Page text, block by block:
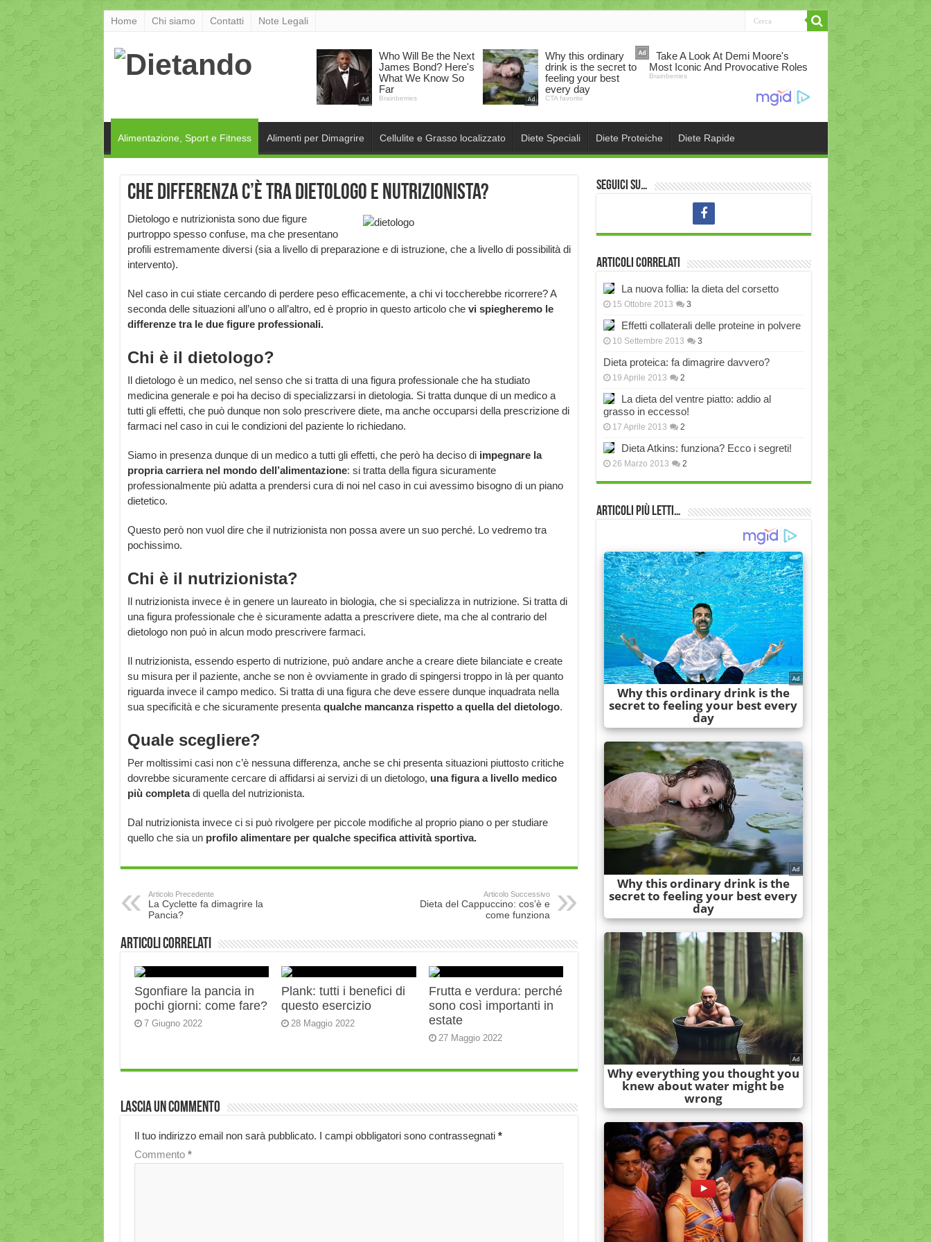
Home Chi siamo Contatti Note Legali
Alimentazione, Sport e Fitness Alimenti per Dimagrire Cellulite e Grasso localizzato Diete Speciali Diete Proteiche Diete Rapide
Che differenza c’è tra Dietologo e Nutrizionista?
Dietologo e nutrizionista sono due figure
purtroppo spesso confuse, ma che presentano
profili estremamente diversi (sia a livello di preparazione e di istruzione, che a livello di possibilità di
intervento).
Nel caso in cui stiate cercando di perdere peso efficacemente, a chi vi toccherebbe ricorrere? A
seconda delle situazioni all’uno o all’altro, ed è proprio in questo articolo chevi spiegheremo le
differenze tra le due figure professionali.
Chi è il dietologo?
Il dietologo è un medico, nel senso che si tratta di una figura professionale che ha studiato
medicina generale e poi ha deciso di specializzarsi in dietologia. Si tratta dunque di un medico a
tutti gli effetti, che può dunque non solo prescrivere diete, ma anche occuparsi della prescrizione di
farmaci nel caso in cui le condizioni del paziente lo richiedano.
Siamo in presenza dunque di un medico a tutti gli effetti, che però ha deciso diimpegnare la
propria carriera nel mondo dell’alimentazione: si tratta della figura sicuramente
professionalmente più adatta a prendersi cura di noi nel caso in cui avessimo bisogno di un piano
dietetico.
Questo però non vuol dire che il nutrizionista non possa avere un suo perché. Lo vedremo tra
pochissimo.
Chi è il nutrizionista?
Il nutrizionista invece è in genere un laureato in biologia, che si specializza in nutrizione. Si tratta di
una figura professionale che è sicuramente adatta a prescrivere diete, ma che al contrario del
dietologo non può in alcun modo prescrivere farmaci.
Il nutrizionista, essendo esperto di nutrizione, può andare anche a creare diete bilanciate e create
su misura per il paziente, anche se non è ovviamente in grado di spingersi troppo in là per quanto
riguarda invece il campo medico. Si tratta di una figura che deve essere dunque inquadrata nella
sua specificità e che sicuramente presenta qualche mancanza rispetto a quella del dietologo.
Quale scegliere?
Per moltissimi casi non c’è nessuna differenza, anche se chi presenta situazioni piuttosto critiche
dovrebbe sicuramente cercare di affidarsi ai servizi di un dietologo, una figura a livello medico
più completadi quella del nutrizionista.
Dal nutrizionista invece ci si può rivolgere per piccole modifiche al proprio piano o per studiare
quello che sia un profilo alimentare per qualche specifica attività sportiva.
Articolo Precedente
La Cyclette fa dimagrire la
Pancia?
Articolo Successivo
Dieta del Cappuccino: cos’è e
come funziona
Articoli correlati
Sgonfiare la pancia in
pochi giorni: come fare?
7 Giugno 2022
Plank: tutti i benefici di
questo esercizio
28 Maggio 2022
Frutta e verdura: perché
sono così importanti in
estate
27 Maggio 2022
Lascia un commento
Il tuo indirizzo email non sarà pubblicato. I campi obbligatori sono contrassegnati *
Commento *
Seguici su…
Articoli correlati
La nuova follia: la dieta del corsetto
15 Ottobre 2013 3
Effetti collaterali delle proteine in polvere
10 Settembre 2013 3
Dieta proteica: fa dimagrire davvero?
19 Aprile 2013 2
La dieta del ventre piatto: addio al
grasso in eccesso!
17 Aprile 2013 2
Dieta Atkins: funziona? Ecco i segreti!
26 Marzo 2013 2
Articoli più Letti…